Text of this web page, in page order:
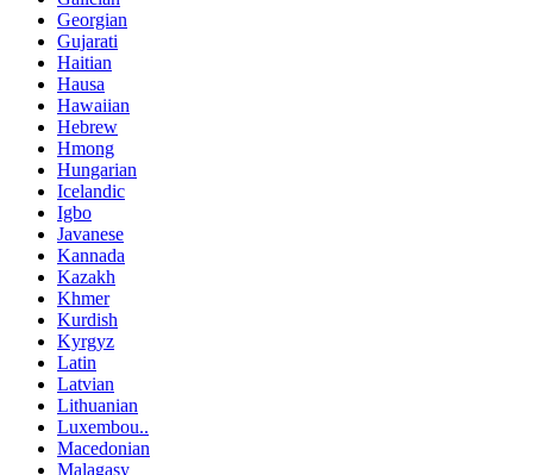
Georgian
Gujarati
Haitian
Hausa
Hawaiian
Hebrew
Hmong
Hungarian
Icelandic
Igbo
Javanese
Kannada
Kazakh
Khmer
Kurdish
Kyrgyz
Latin
Latvian
Lithuanian
Luxembou..
Macedonian
Malagasy